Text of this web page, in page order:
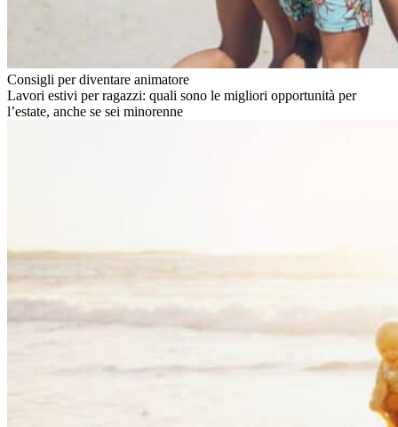
Consigli per diventare animatore
Lavori estivi per ragazzi: quali sono le migliori opportunità per
l’estate, anche se sei minorenne